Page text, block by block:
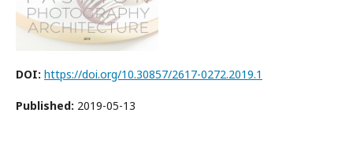
DOI: https://doi.org/10.30857/2617-0272.2019.1
Published: 2019-05-13